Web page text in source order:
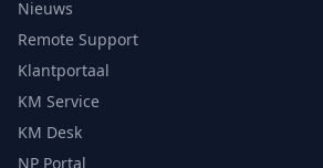
Nieuws
Remote Support
Klantportaal
KM Service
KM Desk
NP Portal